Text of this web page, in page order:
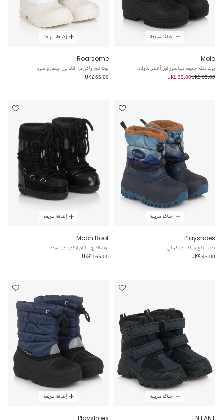
إضافة سريعة
Molo
بوت للثلج بطبعة ديناصور لون أخضر للأولاد
UK£ 65.00
UK£ 39.00
إضافة سريعة
Roarsome
بوت ثلج واقي من الماء لون أبيض وأسود
UK£ 65.00
إضافة سريعة
Playshoes
بوت للثلج برباط لون كحلي
UK£ 43.00
إضافة سريعة
Moon Boot
بوت للثلج ساتان ايكون لون أسود
UK£ 165.00
إضافة سريعة
EN FANT
إضافة سريعة
Playshoes